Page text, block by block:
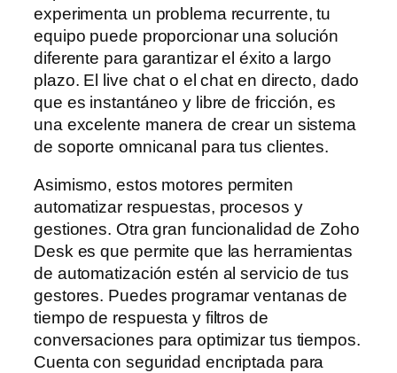
experimenta un problema recurrente, tu
equipo puede proporcionar una solución
diferente para garantizar el éxito a largo
plazo. El live chat o el chat en directo, dado
que es instantáneo y libre de fricción, es
una excelente manera de crear un sistema
de soporte omnicanal para tus clientes.
Asimismo, estos motores permiten
automatizar respuestas, procesos y
gestiones. Otra gran funcionalidad de Zoho
Desk es que permite que las herramientas
de automatización estén al servicio de tus
gestores. Puedes programar ventanas de
tiempo de respuesta y filtros de
conversaciones para optimizar tus tiempos.
Cuenta con seguridad encriptada para